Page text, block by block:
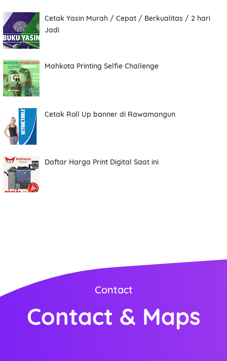
Cetak Yasin Murah / Cepat / Berkualitas / 2 hari
Jadi
Mahkota Printing Selfie Challenge
Cetak Roll Up banner di Rawamangun
Daftar Harga Print Digital Saat ini
Contact
Contact & Maps